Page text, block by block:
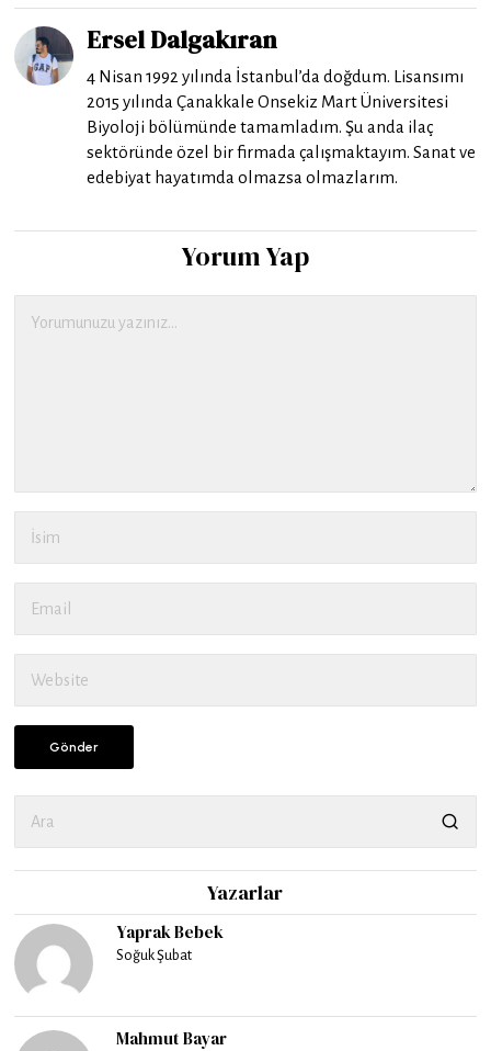
Ersel Dalgakıran
4 Nisan 1992 yılında İstanbul’da doğdum. Lisansımı
2015 yılında Çanakkale Onsekiz Mart Üniversitesi
Biyoloji bölümünde tamamladım. Şu anda ilaç
sektöründe özel bir firmada çalışmaktayım. Sanat ve
edebiyat hayatımda olmazsa olmazlarım.
Yorum Yap
Yazarlar
Yaprak Bebek
Soğuk Şubat
Mahmut Bayar